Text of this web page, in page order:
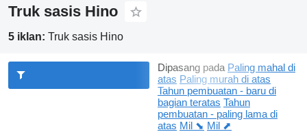
Truk sasis Hino
5 iklan: Truk sasis Hino
Dipasang pada Paling mahal di
atas Paling murah di atas
Tahun pembuatan - baru di
bagian teratas Tahun
pembuatan - paling lama di
atas Mil ⬊ Mil ⬈